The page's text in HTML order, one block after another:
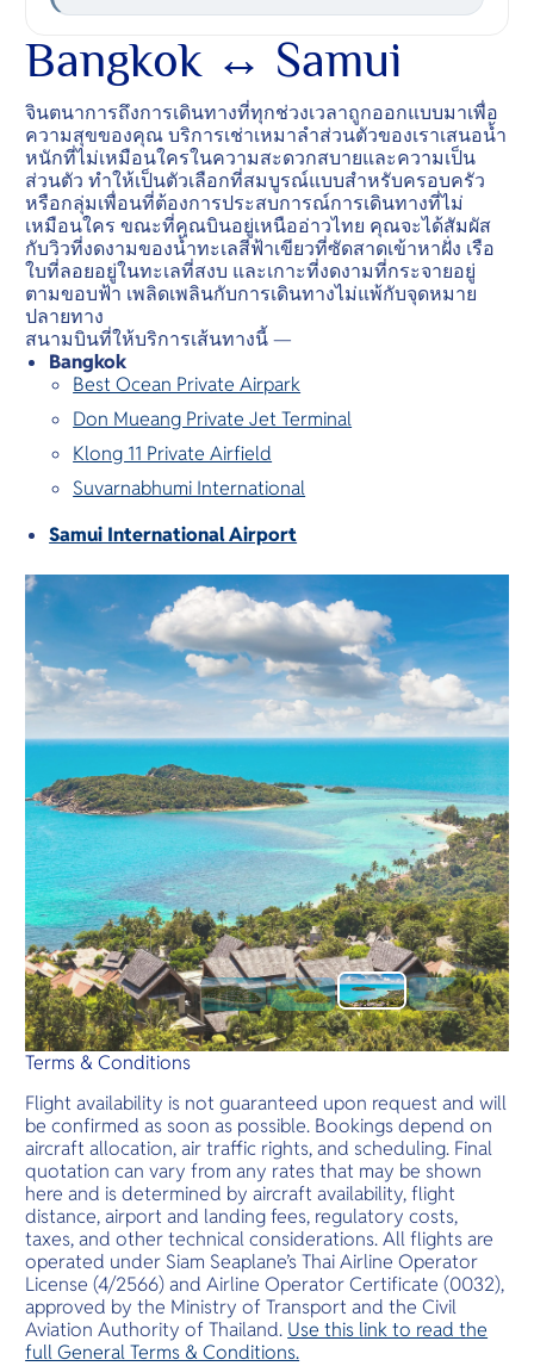
Bangkok ↔ Samui
จินตนาการถึงการเดินทางที่ทุกช่วงเวลาถูกออกแบบมาเพื่อ
ความสุขของคุณ บริการเช่าเหมาลำส่วนตัวของเราเสนอน้ำ
หนักที่ไม่เหมือนใครในความสะดวกสบายและความเป็น
ส่วนตัว ทำให้เป็นตัวเลือกที่สมบูรณ์แบบสำหรับครอบครัว
หรือกลุ่มเพื่อนที่ต้องการประสบการณ์การเดินทางที่ไม่
เหมือนใคร ขณะที่คุณบินอยู่เหนืออ่าวไทย คุณจะได้สัมผัส
กับวิวที่งดงามของน้ำทะเลสีฟ้าเขียวที่ซัดสาดเข้าหาฝั่ง เรือ
ใบที่ลอยอยู่ในทะเลที่สงบ และเกาะที่งดงามที่กระจายอยู่
ตามขอบฟ้า เพลิดเพลินกับการเดินทางไม่แพ้กับจุดหมาย
ปลายทาง
สนามบินที่ให้บริการเส้นทางนี้ —
Bangkok
Best Ocean Private Airpark
Don Mueang Private Jet Terminal
Klong 11 Private Airfield
Suvarnabhumi International
Samui International Airport
Terms & Conditions
Flight availability is not guaranteed upon request and will
be confirmed as soon as possible. Bookings depend on
aircraft allocation, air traffic rights, and scheduling. Final
quotation can vary from any rates that may be shown
here and is determined by aircraft availability, flight
distance, airport and landing fees, regulatory costs,
taxes, and other technical considerations. All flights are
operated under Siam Seaplane’s Thai Airline Operator
License (4/2566) and Airline Operator Certificate (0032),
approved by the Ministry of Transport and the Civil
Aviation Authority of Thailand. Use this link to read the
full General Terms & Conditions.